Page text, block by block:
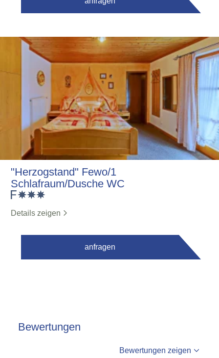
"Herzogstand" Fewo/1
Schlafraum/Dusche WC
Details zeigen
anfragen
Bewertungen
Bewertungen zeigen